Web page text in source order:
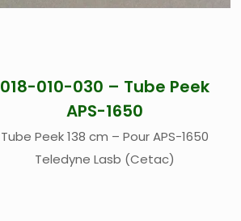
018-010-030 – Tube Peek
APS-1650
Tube Peek 138 cm – Pour APS-1650
Teledyne Lasb (Cetac)